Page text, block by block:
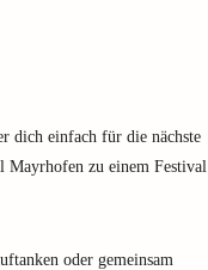
dich einfach für die nächste
Mayrhofen zu einem Festival
oder gemeinsam